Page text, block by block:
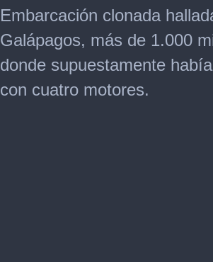
seconds
of
seconds
Embarcación clonada
Galápagos, más de 1.000
donde supuestamente
con cuatro motores.